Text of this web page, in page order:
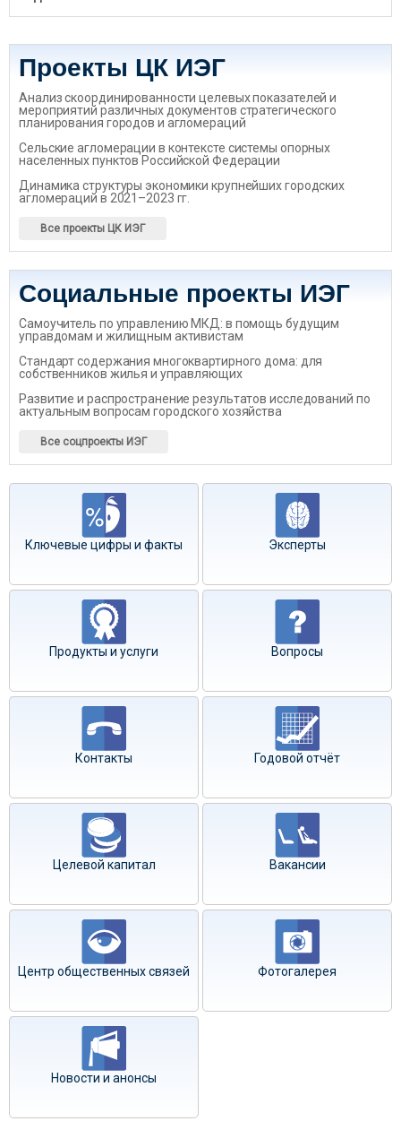
Проекты ЦК ИЭГ
Анализ скоординированности целевых показателей и
мероприятий различных документов стратегического
планирования городов и агломераций
Сельские агломерации в контексте системы опорных
населенных пунктов Российской Федерации
Динамика структуры экономики крупнейших городских
агломераций в 2021–2023 гг.
Все проекты ЦК ИЭГ
Социальные проекты ИЭГ
Самоучитель по управлению МКД: в помощь будущим
управдомам и жилищным активистам
Стандарт содержания многоквартирного дома: для
собственников жилья и управляющих
Развитие и распространение результатов исследований по
актуальным вопросам городского хозяйства
Все соцпроекты ИЭГ
Ключевые цифры и факты Эксперты
Продукты и услуги Вопросы
Контакты Годовой отчёт
Целевой капитал Вакансии
Центр общественных связей Фотогалерея
Новости и анонсы